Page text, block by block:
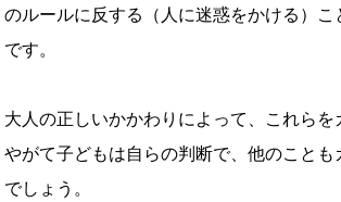
のルールに反する（人に迷惑をかける）
です。
大人の正しいかかわりによって、これらを
やがて子どもは自らの判断で、他のことも
でしょう。